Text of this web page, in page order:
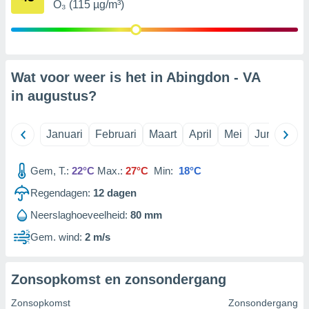
een
en/of
behoeve
de
profielen
O₃ (115 µg/m³)
Wat voor weer is het in Abingdon - VA
in augustus?
Januari Februari Maart April Mei Juni Juli
Gem, T.: 22°C Max.: 27°C Min: 18°C
Regendagen: 12 dagen
Neerslaghoeveelheid: 80 mm
Gem. wind: 2 m/s
Zonsopkomst en zonsondergang
Zonsopkomst Zonsondergang